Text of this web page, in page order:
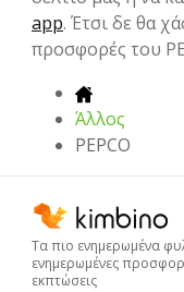
app. Έτσι δε θα
προσφορές του
Άλλος
PEPCO
Τα πιο ενημερωμένα
ενημερωμένες
εκπτώσεις